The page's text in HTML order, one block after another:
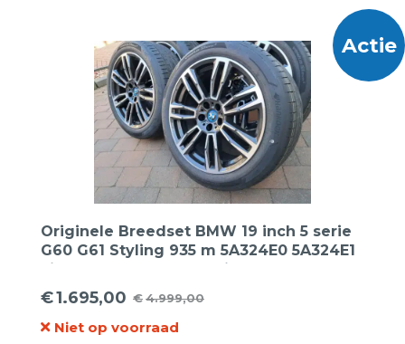
Actie
Originele Breedset BMW 19 inch 5 serie
G60 G61 Styling 935 m 5A324E0 5A324E1
Lichtmetalen velgen 19inch + Hankook
245/45 R19 275/40 R19 zomerbanden
€4.999,00
Oorspronkelijke
prijs
€1.695,00
Huidige
prijs
Niet op voorraad